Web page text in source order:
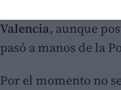
Valencia, aunque
pasó a manos de la
Por el momento no